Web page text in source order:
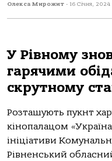
Олекса Мирожит - 16 Січня, 2024
У Рівному
гарячими
скрутному
Розташують пукнт
кінопалацом
ініціативи
Рівненський